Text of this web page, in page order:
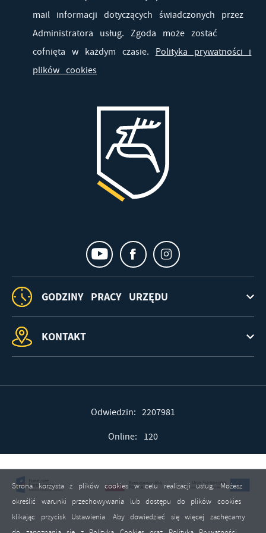
mail informacji dotyczących świadczonych przez
Administratora usług. Zgoda może zostać
cofnięta w każdym czasie. Polityka prywatności i
plików cookies
GODZINY PRACY URZĘDU
KONTAKT
Odwiedzin: 2207981
Online: 120
Strona korzysta z plików cookies w celu realizacji usług. Możesz
określić warunki przechowywania lub dostępu do plików cookies
klikając przycisk Ustawienia. Aby dowiedzieć się więcej zachęcamy